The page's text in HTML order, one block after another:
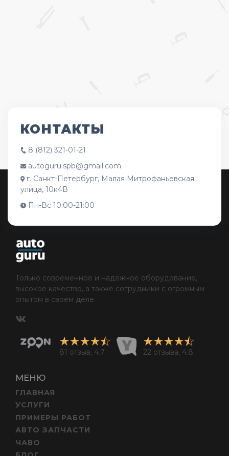
КОНТАКТЫ
8 (812) 321-01-21
autoguru.spb@gmail.com
г. Санкт-Петербург, Малая Митрофаньевская
улица, 10к4В
Пн-Вс 10:00-21:00
Только современное и надежное оборудование,
высокое качество, а также сотрудники с огромным
опытом в своем деле.
81 отзыв, 4.7 22 отзыва, 4.8
МЕНЮ
ГЛАВНАЯ
УСЛУГИ
ПРИМЕРЫ РАБОТ
АВТО ЗАПЧАСТИ
ЧАВО